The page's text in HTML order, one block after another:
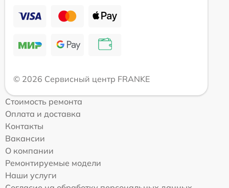
© 2026 Сервисный центр FRANKE
Стоимость ремонта
Оплата и доставка
Контакты
Вакансии
О компании
Ремонтируемые модели
Наши услуги